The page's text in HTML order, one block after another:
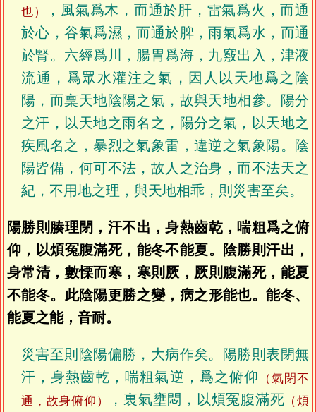
也）
，風氣爲木，而通於肝，雷氣爲火，而通
於心，谷氣爲濕，而通於脾，雨氣爲水，而通
於腎。六經爲川，腸胃爲海，九竅出入，津液
流通，爲眾水灌注之氣，因人以天地爲之陰
陽，而稟天地陰陽之氣，故與天地相參。陽分
之汗，以天地之雨名之，陽分之氣，以天地之
疾風名之，暴烈之氣象雷，違逆之氣象陽。陰
陽皆備，何可不法，故人之治身，而不法天之
紀，不用地之理，與天地相乖，則災害至矣。
陽勝則腠理閉，汗不出，身熱齒乾，喘粗爲之俯
仰，以煩冤腹滿死，能冬不能夏。陰勝則汗出，
身常清，數慄而寒，寒則厥，厥則腹滿死，能夏
不能冬。此陰陽更勝之變，病之形能也。能冬、
能夏之能，音耐。
災害至則陰陽偏勝，大病作矣。陽勝則表閉無
汗，身熱齒乾，喘粗氣逆，爲之俯仰 （氣閉不
通，故身俯仰）
，裏氣壅悶，以煩冤腹滿死 （煩